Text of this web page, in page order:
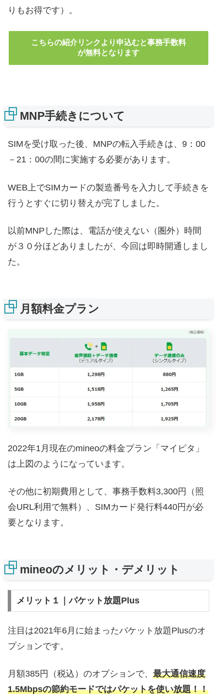
りもお得です）。
こちらの紹介リンクより申込むと事務手数料
が無料となります
MNP手続きについて
SIMを受け取った後、MNPの転入手続きは、9：00
－21：00の間に実施する必要があります。
WEB上でSIMカードの製造番号を入力して手続きを
行うとすぐに切り替えが完了しました。
以前MNPした際は、電話が使えない（圏外）時間
が３０分ほどありましたが、今回は即時開通しまし
た。
月額料金プラン
2022年1月現在のmineoの料金プラン「マイピタ」
は上図のようになっています。
その他に初期費用として、事務手数料3,300円（照
会URL利用で無料）、SIMカード発行料440円が必
要となります。
mineoのメリット・デメリット
メリット１｜パケット放題Plus
注目は2021年6月に始まったパケット放題Plusのオ
プションです。
月額385円（税込）のオプションで、 最大通信速度
1.5Mbpsの節約モードではパケットを使い放題！！